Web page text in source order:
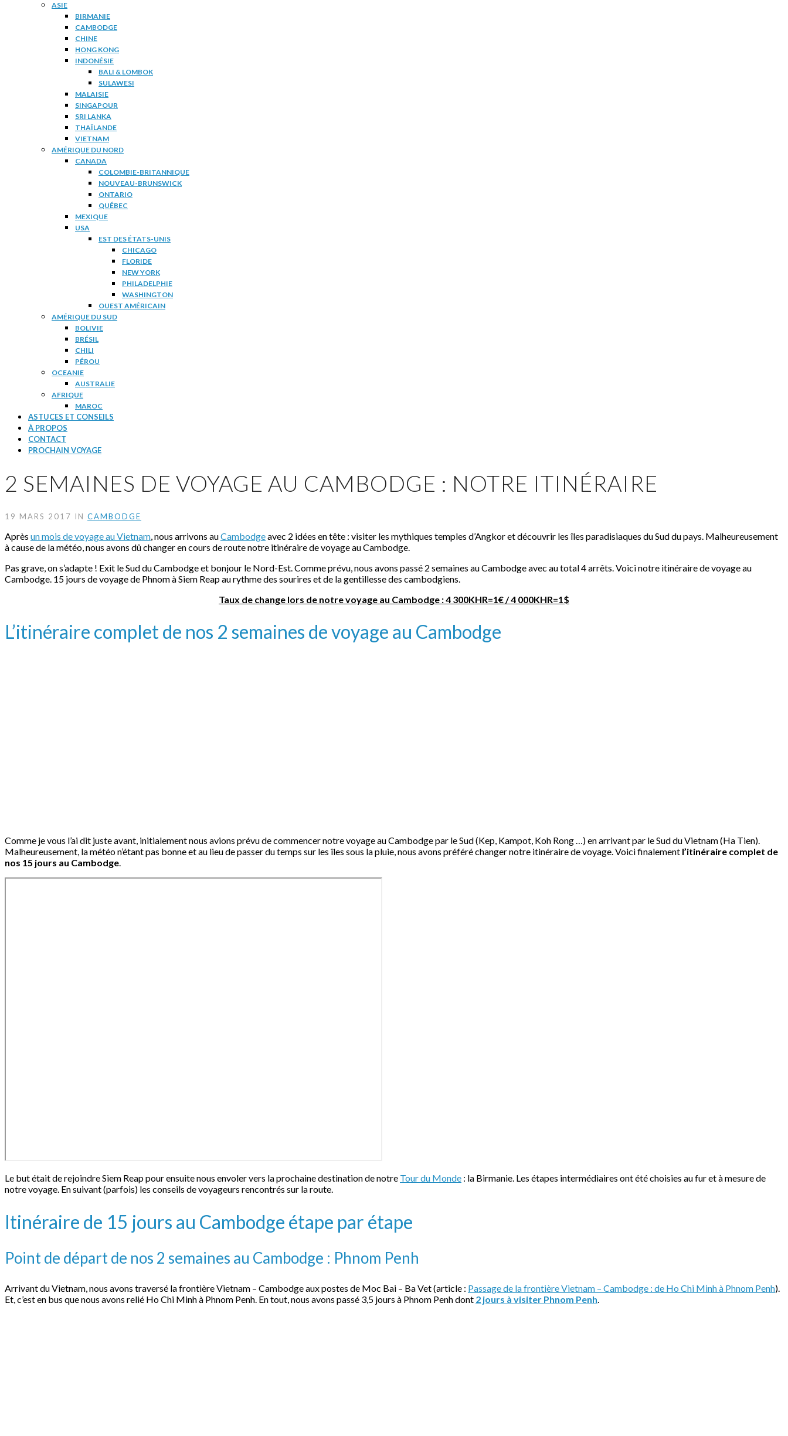
ASIE
BIRMANIE
CAMBODGE
CHINE
HONG KONG
INDONÉSIE
BALI & LOMBOK
SULAWESI
MALAISIE
SINGAPOUR
SRI LANKA
THAÏLANDE
VIETNAM
AMÉRIQUE DU NORD
CANADA
COLOMBIE-BRITANNIQUE
NOUVEAU-BRUNSWICK
ONTARIO
QUÉBEC
MEXIQUE
USA
EST DES ÉTATS-UNIS
CHICAGO
FLORIDE
NEW YORK
PHILADELPHIE
WASHINGTON
OUEST AMÉRICAIN
AMÉRIQUE DU SUD
BOLIVIE
BRÉSIL
CHILI
PÉROU
OCEANIE
AUSTRALIE
AFRIQUE
MAROC
ASTUCES ET CONSEILS
À PROPOS
CONTACT
PROCHAIN VOYAGE
2 SEMAINES DE VOYAGE AU CAMBODGE : NOTRE ITINÉRAIRE
19 MARS 2017 IN CAMBODGE
Après un mois de voyage au Vietnam, nous arrivons auCambodgeavec 2 idées en tête : visiter les mythiques temples d’Angkor et découvrir les îles paradisiaques du Sud du pays. Malheureusement
à cause de la météo, nous avons dû changer en cours de route notre itinéraire de voyage au Cambodge.
Pas grave, on s’adapte ! Exit le Sud du Cambodge et bonjour le Nord-Est. Comme prévu, nous avons passé 2 semaines au Cambodge avec au total 4 arrêts. Voici notre itinéraire de voyage au
Cambodge. 15 jours de voyage de Phnom à Siem Reap au rythme des sourires et de la gentillesse des cambodgiens.
Taux de change lors de notre voyage au Cambodge : 4 300KHR=1€ / 4 000KHR=1$
L’itinéraire complet de nos 2 semaines de voyage au Cambodge
Comme je vous l’ai dit juste avant, initialement nous avions prévu de commencer notre voyage au Cambodge par le Sud (Kep, Kampot, Koh Rong …) en arrivant par le Sud du Vietnam (Ha Tien).
Malheureusement, la météo n’étant pas bonne et au lieu de passer du temps sur les îles sous la pluie, nous avons préféré changer notre itinéraire de voyage. Voici finalement l’itinéraire complet de
nos 15 jours au Cambodge.
Le but était de rejoindre Siem Reap pour ensuite nous envoler vers la prochaine destination de notre Tour du Monde : la Birmanie. Les étapes intermédiaires ont été choisies au fur et à mesure de
notre voyage. En suivant (parfois) les conseils de voyageurs rencontrés sur la route.
Itinéraire de 15 jours au Cambodge étape par étape
Point de départ de nos 2 semaines au Cambodge : Phnom Penh
Arrivant du Vietnam, nous avons traversé la frontière Vietnam – Cambodge aux postes de Moc Bai – Ba Vet (article : Passage de la frontière Vietnam – Cambodge : de Ho Chi Minh à Phnom Penh).
Et, c’est en bus que nous avons relié Ho Chi Minh à Phnom Penh. En tout, nous avons passé 3,5 jours à Phnom Penh dont 2 jours à visiter Phnom Penh.